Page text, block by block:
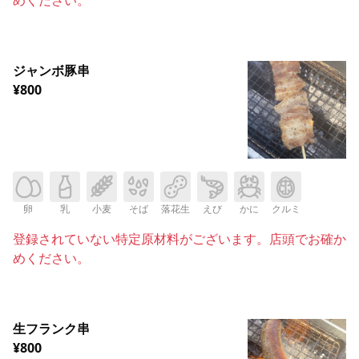
ジャンボ豚串
¥800
卵 乳 小麦 そば 落花生 えび かに クルミ
登録されていない特定原材料がございます。店頭でお確か
めください。
生フランク串
¥800